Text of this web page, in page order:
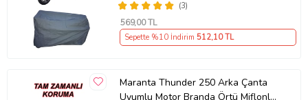
(3)
569,00 TL
Sepette %10 İndirim 512,10 TL
Maranta Thunder 250 Arka Çanta
Uyumlu Motor Branda Örtü Miflonlu